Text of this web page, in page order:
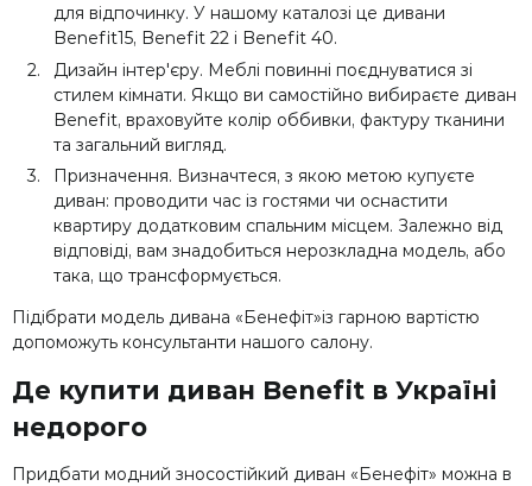
для відпочинку. У нашому каталозі це дивани
Benefit15, Benefit 22 і Benefit 40.
Дизайн інтер'єру. Меблі повинні поєднуватися зі
стилем кімнати. Якщо ви самостійно вибираєте диван
Benefit, враховуйте колір оббивки, фактуру тканини
та загальний вигляд.
Призначення. Визначтеся, з якою метою купуєте
диван: проводити час із гостями чи оснастити
квартиру додатковим спальним місцем. Залежно від
відповіді, вам знадобиться нерозкладна модель, або
така, що трансформується.
Підібрати модель дивана «Бенефіт»із гарною вартістю
допоможуть консультанти нашого салону.
Де купити диван Benefit в Україні
недорого
Придбати модний зносостійкий диван «Бенефіт» можна в